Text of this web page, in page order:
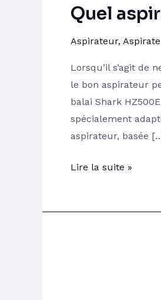
Quel
Aspirateur,
Lorsqu’il s’agit de
le bon aspirateur
balai Shark
spécialement
aspirateur, basée
Lire la suite »